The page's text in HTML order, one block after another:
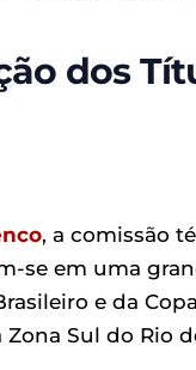
dos
, a comissão
se em uma
e da
Sul do Rio